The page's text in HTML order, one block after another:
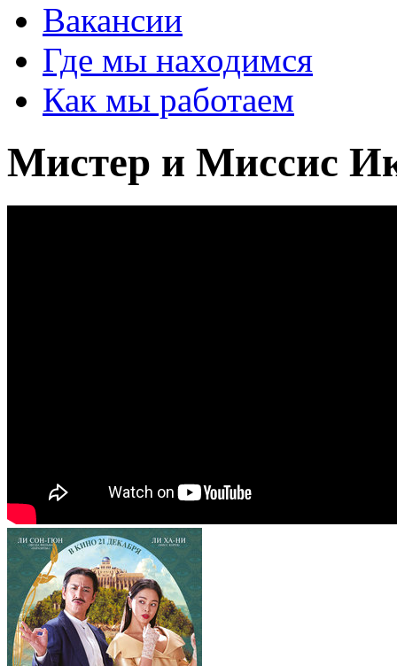
Вакансии
Где мы находимся
Как мы работаем
Мистер и Миссис